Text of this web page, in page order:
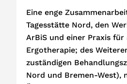
Eine enge
Tagesstätte Nord, den
ArBiS und einer Praxis
Ergotherapie; des
zuständigen
Nord und Bremen-West),